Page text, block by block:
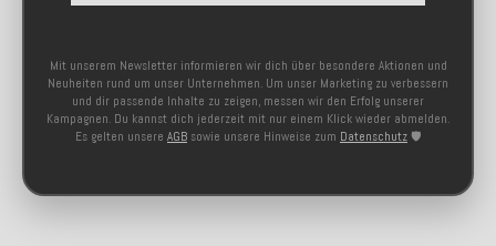
Mit unserem Newsletter informieren wir dich über besondere Aktionen und
Neuheiten rund um unser Unternehmen. Um unser Marketing zu verbessern
und dir passende Inhalte zu zeigen, messen wir den Erfolg unserer
Kampagnen. Du kannst dich jederzeit mit nur einem Klick wieder abmelden.
Es gelten unsere AGB sowie unsere Hinweise zum Datenschutz 🛡️